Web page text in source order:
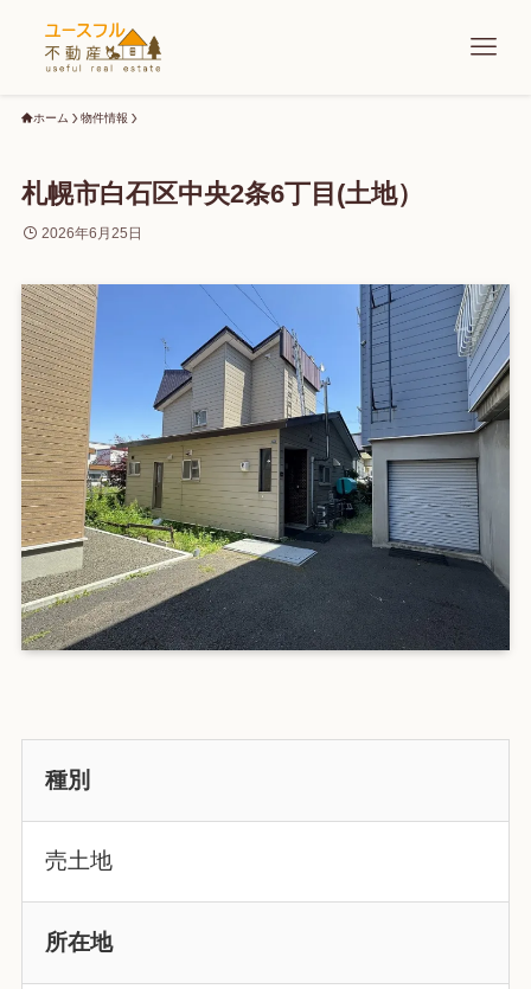
ホーム 物件情報
札幌市白石区中央2条6丁目(土地）
2026年6月25日
種別
売土地
所在地